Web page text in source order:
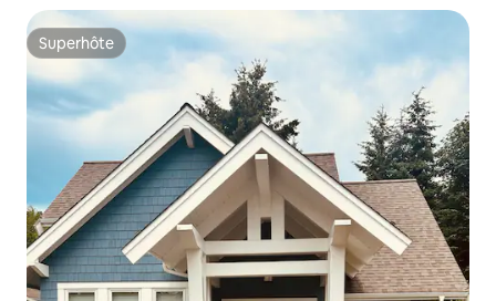
Superhôte
Superhôte